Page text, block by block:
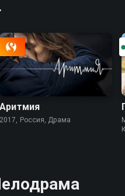
Аритмия
2017, Россия, Драма